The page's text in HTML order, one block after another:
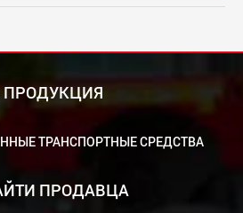
ПРОДУКЦИЯ
ТРАНСПОРТНЫЕ СРЕДСТВА
ПРОДАВЦА